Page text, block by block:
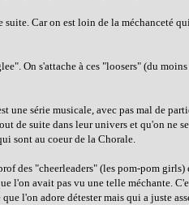
Car on est loin de la méchanceté
On s'attache à ces "loosers" (du
une série musicale, avec pas mal de
de suite dans leur univers et qu'on ne
sont au coeur de la Chorale.
des "cheerleaders" (les pom-pom
l'on avait pas vu une telle méchante.
l'on adore détester mais qui a juste